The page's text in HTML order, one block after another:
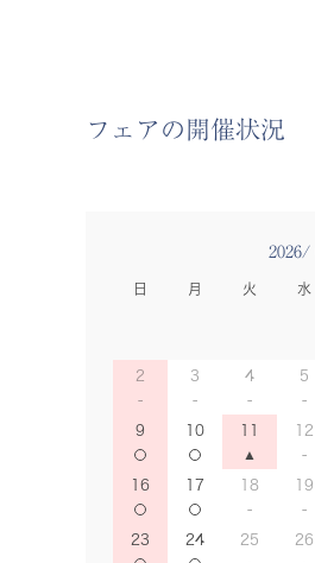
フェアの開催状況
2026/
日 月 火 水
2 3 4 5
9 10 11 12
16 17 18 19
23 24 25 26